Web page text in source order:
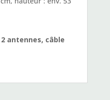
antennes, câble